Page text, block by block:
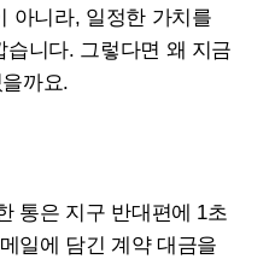
아니라, 일정한 가치를
니다. 그렇다면 왜 지금
까요.
통은 지구 반대편에 1초
일에 담긴 계약 대금을